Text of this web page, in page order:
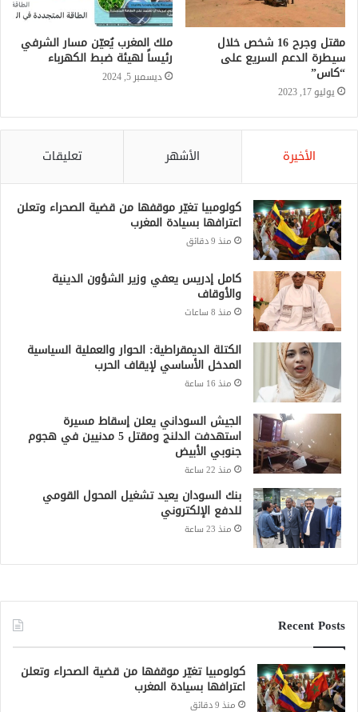
مقتل وجرح 16 شخص خلال
سيطرة الدعم السريع على
“كاس”
يوليو 17, 2023
ملك المغرب يُعيّن مسار الشرفي
رئيساً لهيئة ضبط الكهرباء
ديسمبر 5, 2024
الأخيرة الأشهر تعليقات
كولومبيا تغيّر موقفها من قضية الصحراء وتعلن
اعترافها بسيادة المغرب
منذ 9 دقائق
كامل إدريس يعفي وزير الشؤون الدينية
والأوقاف
منذ 8 ساعات
الكتلة الديمقراطية: الحوار والعملية السياسية
المدخل الأساسي لإيقاف الحرب
منذ 16 ساعة
الجيش السوداني يعلن إسقاط مسيرة
استهدفت الدلنج ومقتل 5 مدنيين في هجوم
جنوبي الأبيض
منذ 22 ساعة
بنك السودان يعيد تشغيل المحول القومي
للدفع الإلكتروني
منذ 23 ساعة
Recent Posts
كولومبيا تغيّر موقفها من قضية الصحراء وتعلن
اعترافها بسيادة المغرب
منذ 9 دقائق